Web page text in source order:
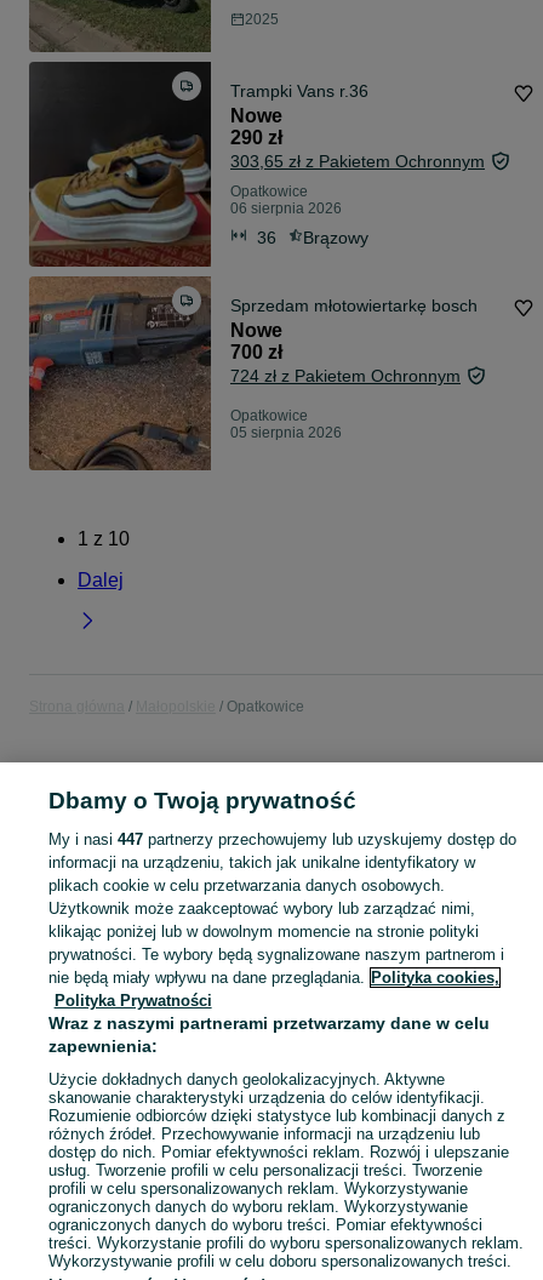
2025
Trampki Vans r.36
Nowe
290 zł
303,65 zł z Pakietem Ochronnym
Opatkowice
06 sierpnia 2026
36 Brązowy
Sprzedam młotowiertarkę bosch
Nowe
700 zł
724 zł z Pakietem Ochronnym
Opatkowice
05 sierpnia 2026
1 z 10
Dalej
Opatkowice
trójkołowy skuter elektryczny
Skorzystaj z największego serwisu ogłoszeniowego - Opatkowice i okolice! Kupuj to, czego pragniesz i sprzedawaj to, czego już nie potrzebujesz! Zobacz
Mapa kategorii
Mapa miejscowości
Mapa ministron
Popularne wyszukiwania
Dbamy o Twoją prywatność
My i nasi 447partnerzy przechowujemy lub uzyskujemy dostęp do
informacji na urządzeniu, takich jak unikalne identyfikatory w
plikach cookie w celu przetwarzania danych osobowych.
Użytkownik może zaakceptować wybory lub zarządzać nimi,
klikając poniżej lub w dowolnym momencie na stronie polityki
prywatności. Te wybory będą sygnalizowane naszym partnerom i
nie będą miały wpływu na dane przeglądania. Polityka cookies,
Polityka Prywatności
Wraz z naszymi partnerami przetwarzamy dane w celu
zapewnienia:
Użycie dokładnych danych geolokalizacyjnych. Aktywne
skanowanie charakterystyki urządzenia do celów identyfikacji.
Rozumienie odbiorców dzięki statystyce lub kombinacji danych z
różnych źródeł. Przechowywanie informacji na urządzeniu lub
dostęp do nich. Pomiar efektywności reklam. Rozwój i ulepszanie
usług. Tworzenie profili w celu personalizacji treści. Tworzenie
profili w celu spersonalizowanych reklam. Wykorzystywanie
ograniczonych danych do wyboru reklam. Wykorzystywanie
ograniczonych danych do wyboru treści. Pomiar efektywności
treści. Wykorzystanie profili do wyboru spersonalizowanych reklam.
Wykorzystywanie profili w celu doboru spersonalizowanych treści.